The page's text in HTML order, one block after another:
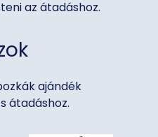
az átadáshoz.
ajándék
átadáshoz.